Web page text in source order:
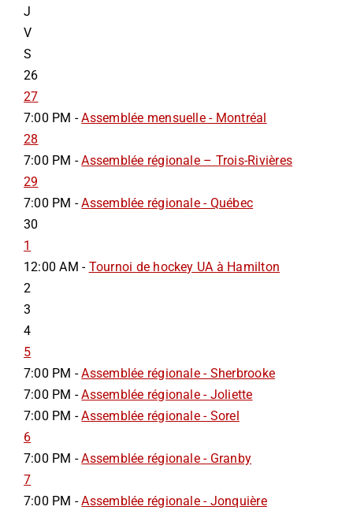
J
V
S
26
27
7:00 PM -Assemblée mensuelle - Montréal
28
7:00 PM -Assemblée régionale – Trois-Rivières
29
7:00 PM -Assemblée régionale - Québec
30
1
12:00 AM - Tournoi de hockey UA à Hamilton
2
3
4
5
7:00 PM -Assemblée régionale - Sherbrooke
7:00 PM -Assemblée régionale - Joliette
7:00 PM -Assemblée régionale - Sorel
6
7:00 PM -Assemblée régionale - Granby
7
7:00 PM -Assemblée régionale - Jonquière